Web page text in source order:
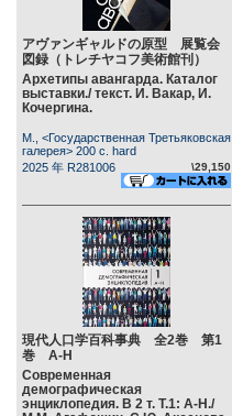
アヴァンギャルドの原型 展覧会
図録（トレチヤコフ美術館刊）
Архетипы авангарда. Каталог
выставки./ текст. И. Вакар, И.
Кочергина.
М., <Государственная Третьяковская
галерея> 200 c. hard
2025 年 R281006
\29,150
現代人口学百科事典 全2巻 第1
巻 А-Н
Современная
демографическая
энциклопедия. В 2 т. Т.1: А-Н./